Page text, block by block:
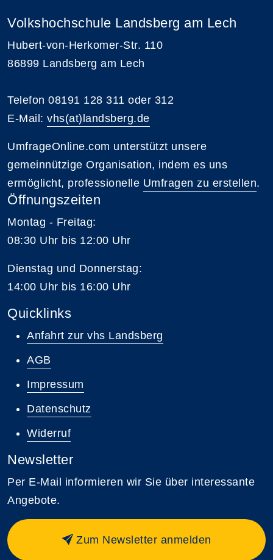
Volkshochschule Landsberg am Lech
Hubert-von-Herkomer-Str. 110
86899 Landsberg am Lech
Telefon 08191 128 311 oder 312
E-Mail: vhs(at)landsberg.de
UmfrageOnline.com unterstützt unsere
gemeinnützige Organisation, indem es uns
ermöglicht, professionelle Umfragen zu erstellen.
Öffnungszeiten
Montag - Freitag:
08:30 Uhr bis 12:00 Uhr
Dienstag und Donnerstag:
14:00 Uhr bis 16:00 Uhr
Quicklinks
Anfahrt zur vhs Landsberg
AGB
Impressum
Datenschutz
Widerruf
Newsletter
Per E-Mail informieren wir Sie über interessante
Angebote.
Zum Newsletter anmelden